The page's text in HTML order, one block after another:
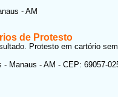
- AM
de Protesto
Protesto em cartório sem
- Manaus - AM - CEP: 69057-